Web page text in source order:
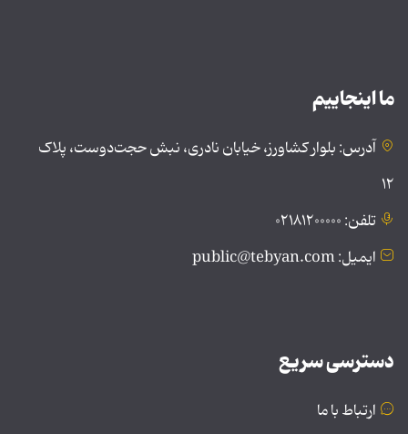
ما اینجاییم
آدرس: بلوار کشاورز، خیابان نادری، نبش حجت‌دوست، پلاک
۱۲
تلفن: ۰۲۱۸۱۲۰۰۰۰۰
ایمیل: public@tebyan.com
دسترسی سریع
ارتباط با ما